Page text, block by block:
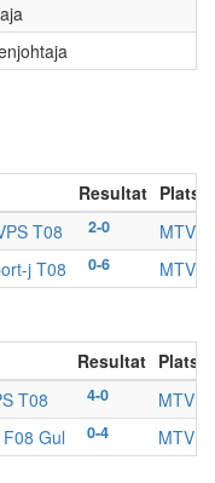
Resultat Plats
T08 2-0
MTV 2
j T08 0-6 MTV 2
Resultat Plats
T08 4-0
MTV 2
F08 Gul 0-4 MTV 2